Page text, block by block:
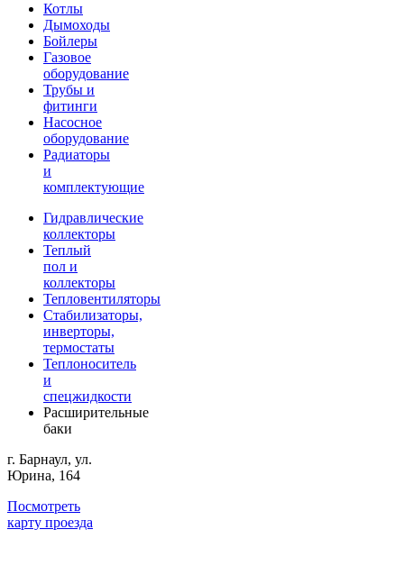
Котлы
Дымоходы
Бойлеры
Газовое
оборудование
Трубы и
фитинги
Насосное
оборудование
Радиаторы
и
комплектующие
Гидравлические
коллекторы
Теплый
пол и
коллекторы
Тепловентиляторы
Стабилизаторы,
инверторы,
термостаты
Теплоноситель
и
спецжидкости
Расширительные
баки
г. Барнаул, ул.
Юрина, 164
Посмотреть
карту проезда